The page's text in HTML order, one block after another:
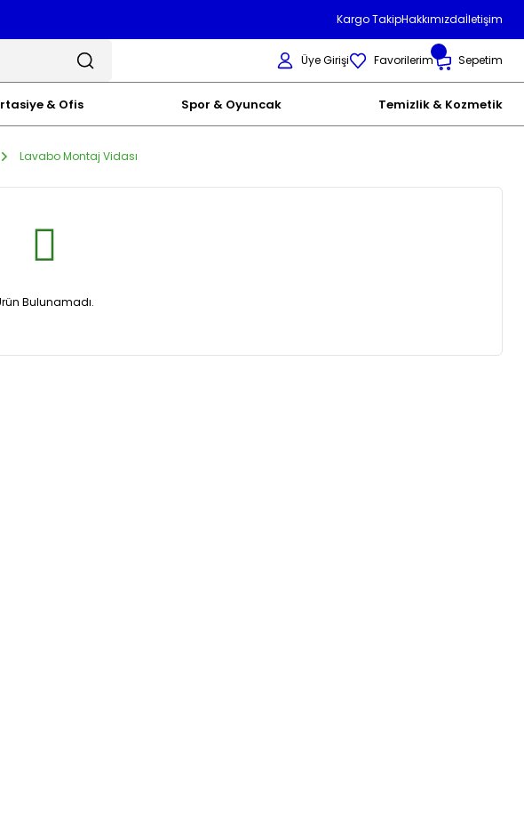
Kargo TakipHakkımızdaİletişim
Üye Girişi Favorilerim Sepetim
& Ofis Spor & Oyuncak Temizlik & Kozmetik
Lavabo Montaj Vidası
Bulunamadı.